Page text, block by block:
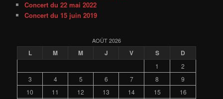
Concert du 22 mai 2022
Concert du 15 juin 2019
AOÛT 2026
L M M J V S D
1
2
3
4 5 6 7 8
9
10
11 12 13 14 15 16